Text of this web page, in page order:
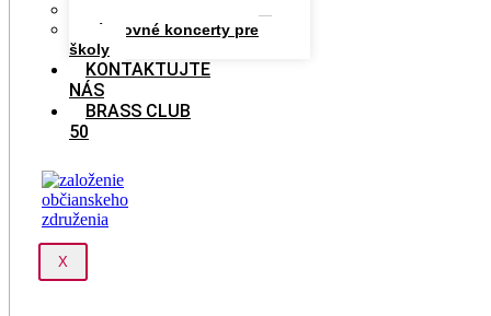
Výchovné koncerty pre
školy
KONTAKTUJTE
NÁS
BRASS CLUB
50
X